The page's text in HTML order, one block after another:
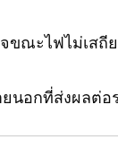
ขณะไฟไม่เส
นอกที่ส่งผลต่อ